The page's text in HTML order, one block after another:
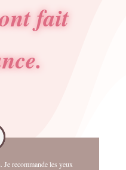
fait
Je recommande les yeux